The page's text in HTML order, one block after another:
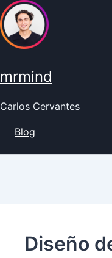
Ir
al
contenido
mrmind
Carlos Cervantes
Blog
Diseño